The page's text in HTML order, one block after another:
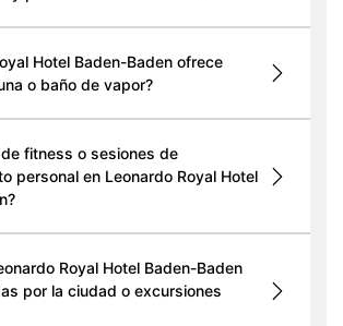
Hotel Baden-Baden ofrece
o baño de vapor?
fitness o sesiones de
personal en Leonardo Royal Hotel
Royal Hotel Baden-Baden
por la ciudad o excursiones